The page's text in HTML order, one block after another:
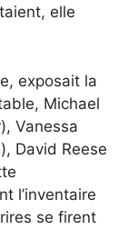
elle
exposait la
Michael
Vanessa
David Reese
l’inventaire
se firent